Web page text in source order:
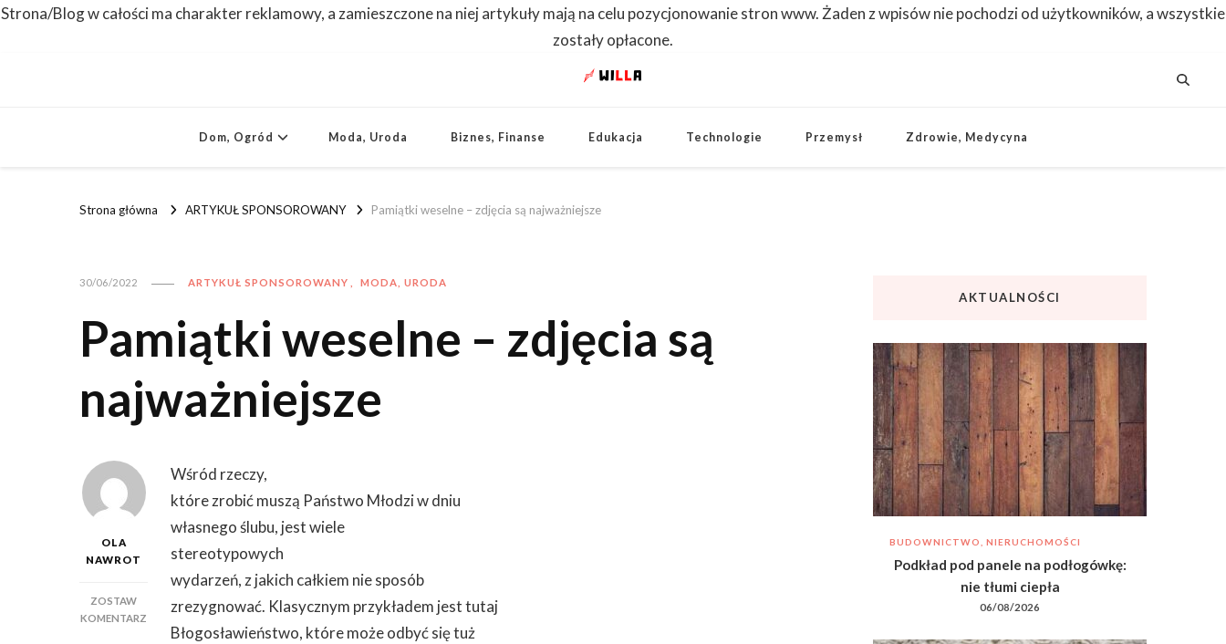
Strona/Blog w całości ma charakter reklamowy, a zamieszczone na niej artykuły mają na celu pozycjonowanie stron www. Żaden z wpisów nie pochodzi od użytkowników, a wszystkie
zostały opłacone.
Dom, Ogród Moda, Uroda Biznes, Finanse Edukacja Technologie Przemysł Zdrowie, Medycyna
Strona główna ARTYKUŁ SPONSOROWANY Pamiątki weselne – zdjęcia są najważniejsze
30/06/2022 ARTYKUŁ SPONSOROWANY MODA, URODA
Pamiątki weselne – zdjęcia są
najważniejsze
OLA
NAWROT
ZOSTAW
KOMENTARZ
PAMIĄTKI
Wśród rzeczy,
które zrobić muszą Państwo Młodzi w dniu
własnego ślubu, jest wiele
stereotypowych
wydarzeń, z jakich całkiem nie sposób
zrezygnować. Klasycznym przykładem jest tutaj
Błogosławieństwo, które może odbyć się tuż
AKTUALNOŚCI
BUDOWNICTWO, NIERUCHOMOŚCI
Podkład pod panele na podłogówkę:
nie tłumi ciepła
06/08/2026